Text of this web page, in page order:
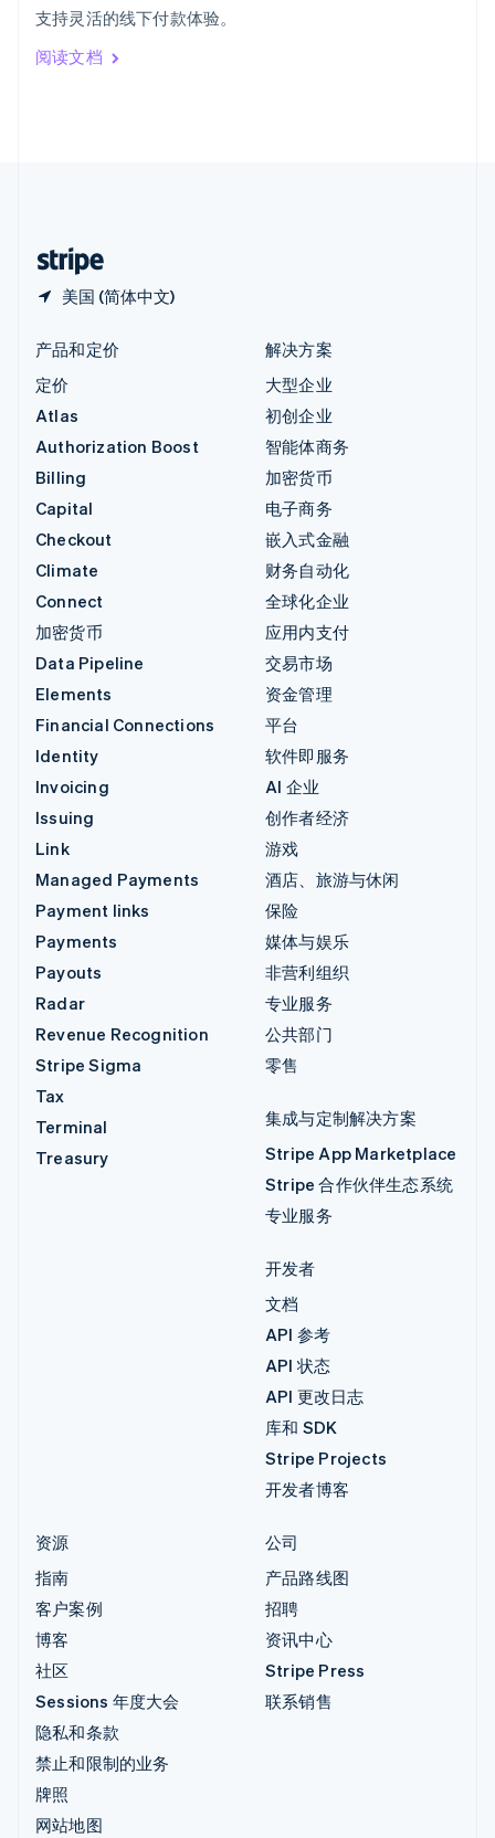
支持灵活的线下付款体验。
阅读文档
美国 (简体中文)
ItalianoEnglish
印度
English
产品和定价
定价
Atlas
Authorization Boost
Billing
Capital
Checkout
Climate
Connect
加密货币
Data Pipeline
Elements
Financial Connections
Identity
Invoicing
Issuing
Link
Managed Payments
Payment links
Payments
Payouts
Radar
Revenue Recognition
Stripe Sigma
Tax
Terminal
Treasury
解决方案
大型企业
初创企业
智能体商务
加密货币
电子商务
嵌入式金融
财务自动化
全球化企业
应用内支付
交易市场
资金管理
平台
软件即服务
AI 企业
创作者经济
游戏
酒店、旅游与休闲
保险
媒体与娱乐
非营利组织
专业服务
公共部门
零售
集成与定制解决方案
Stripe App Marketplace
Stripe 合作伙伴生态系统
专业服务
开发者
文档
API 参考
API 状态
API 更改日志
库和 SDK
Stripe Projects
开发者博客
资源
指南
客户案例
博客
社区
Sessions 年度大会
隐私和条款
禁止和限制的业务
牌照
网站地图
公司
产品路线图
招聘
资讯中心
Stripe Press
联系销售